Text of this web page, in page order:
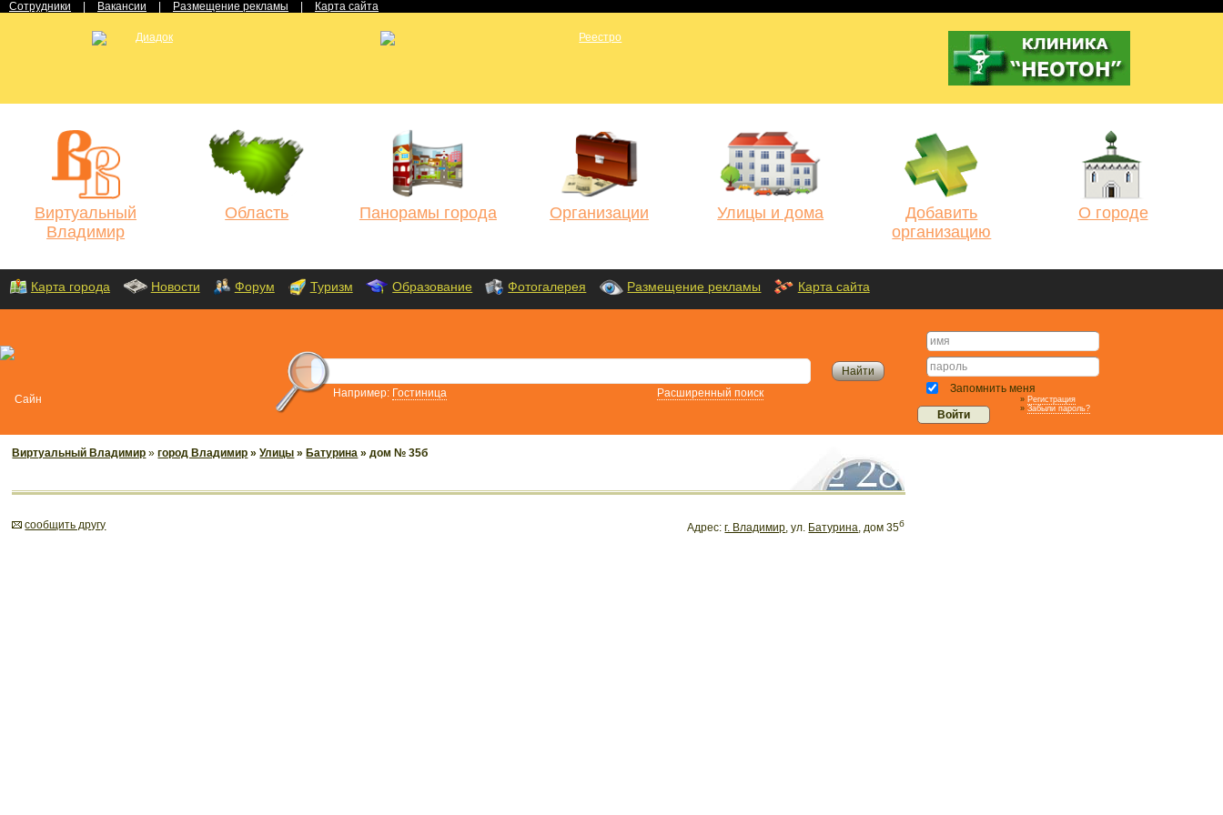
Сотрудники Вакансии Размещение рекламы Карта сайта
Виртуальный
Владимир
Область Панорамы города Организации Улицы и дома
Добавить
организацию
О городе
Карта города Новости Форум Туризм Образование Фотогалерея Размещение рекламы Карта сайта
Например: Гостиница Расширенный поиск Запомнить меня
» Регистрация
» Забыли пароль?
Виртуальный Владимир »город Владимир »Улицы » Батурина » дом № 35б
cообщить другу Адрес:г. Владимир, ул. Батурина, дом 35б